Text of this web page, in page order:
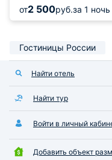
от2 500руб.за 1 ночь
Гостиницы России
Найти отель
Найти тур
Войти в личный
Добавить объект